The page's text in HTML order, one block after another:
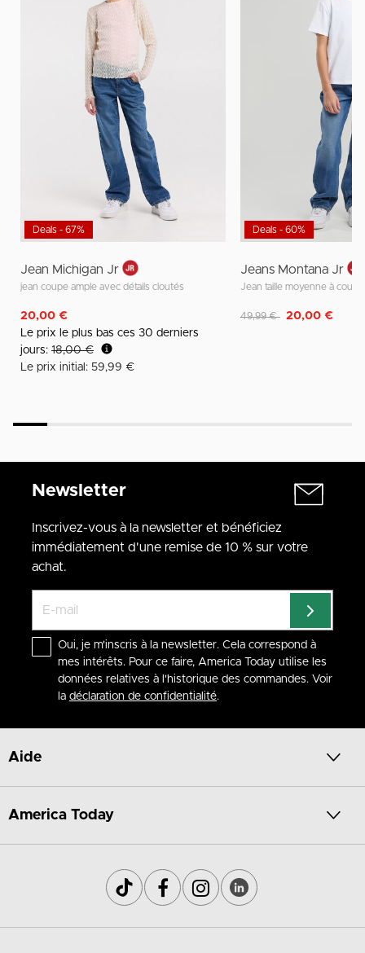
Deals - 67%
Jean Michigan Jr
jean coupe ample avec détails cloutés
20,00 €
Le prix le plus bas ces 30 derniers
jours: 18,00 €
Le prix initial: 59,99 €
Deals - 60%
Jeans Montana Jr
Jean taille moyenne à
Remise de
49,99 € 20,00 €
Newsletter
Inscrivez-vous à la newsletter et bénéficiez
immédiatement d'une remise de 10 % sur votre
achat.
Oui, je m'inscris à la newsletter. Cela correspond à
mes intérêts. Pour ce faire, America Today utilise les
données relatives à l'historique des commandes. Voir
la déclaration de confidentialité.
Aide
America Today